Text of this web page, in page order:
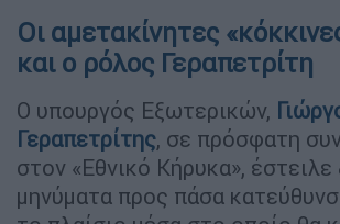
Οι αμετακίνητες
και ο ρόλος Γεραπετρίτη
Ο υπουργός Εξωτερικών,
Γεραπετρίτης, σε πρόσφατη
στον «Εθνικό Κήρυκα»,
μηνύματα προς πάσα